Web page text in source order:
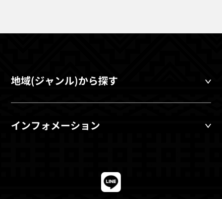
地域(ジャンル)から探す
インフォメーション